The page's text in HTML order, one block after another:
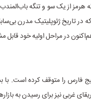
هرمز از یک سو و تنگه
در تاریخ ژئوپلیتیک مدرن
در مراحل اولیه خود
فارس را متوقف کرده است.
غربی نیز برای رسیدن به